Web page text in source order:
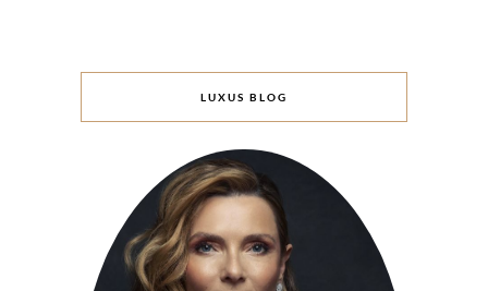
LUXUS BLOG